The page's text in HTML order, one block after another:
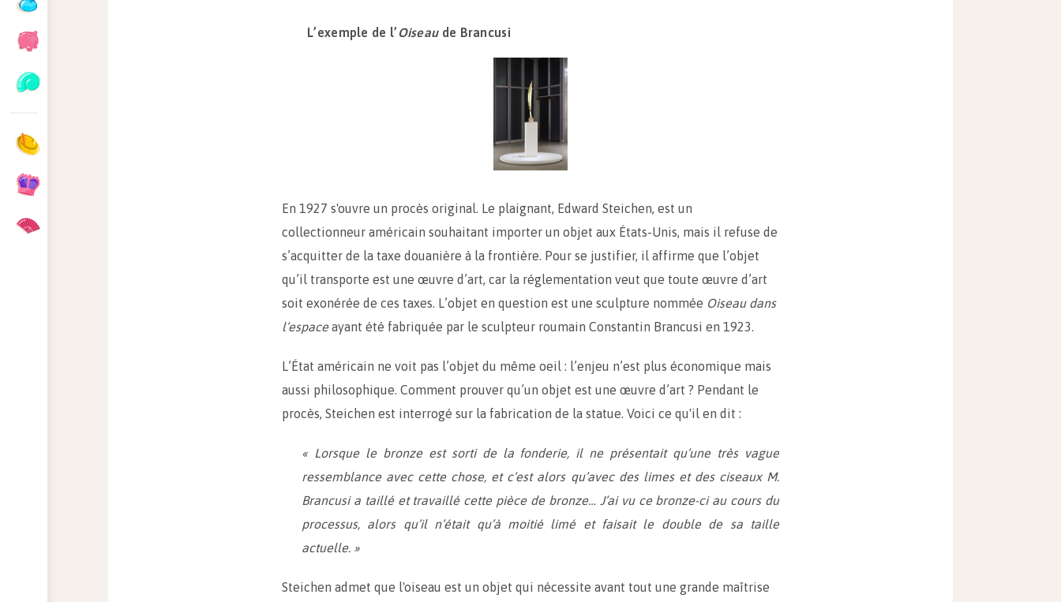
L’exemple de l’ Oiseaude Brancusi
En 1927 s'ouvre un procès original. Le plaignant, Edward Steichen, est un
collectionneur américain souhaitant importer un objet aux États-Unis, mais il refuse de
s’acquitter de la taxe douanière à la frontière. Pour se justifier, il affirme que l’objet
qu’il transporte est une œuvre d’art, car la réglementation veut que toute œuvre d’art
soit exonérée de ces taxes. L’objet en question est une sculpture nommée Oiseau dans
l’espaceayant été fabriquée par le sculpteur roumain Constantin Brancusi en 1923.
L’État américain ne voit pas l’objet du même oeil : l’enjeu n’est plus économique mais
aussi philosophique. Comment prouver qu’un objet est une œuvre d’art ? Pendant le
procès, Steichen est interrogé sur la fabrication de la statue. Voici ce qu'il en dit :
« Lorsque le bronze est sorti de la fonderie, il ne présentait qu’une très vague
ressemblance avec cette chose, et c’est alors qu’avec des limes et des ciseaux M.
Brancusi a taillé et travaillé cette pièce de bronze… J’ai vu ce bronze-ci au cours du
processus, alors qu’il n’était qu’à moitié limé et faisait le double de sa taille
actuelle. »
Steichen admet que l'oiseau est un objet qui nécessite avant tout une grande maîtrise